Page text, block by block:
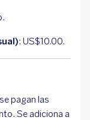
: US$10.00.
pagan las
Se adiciona a